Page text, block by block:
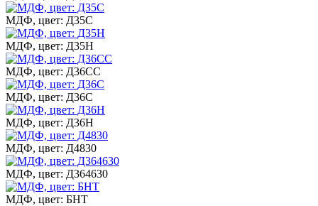
МДФ, цвет: Д35С
МДФ, цвет: Д35Н
МДФ, цвет: Д36СС
МДФ, цвет: Д36С
МДФ, цвет: Д36Н
МДФ, цвет: Д4830
МДФ, цвет: Д364630
МДФ, цвет: БНТ